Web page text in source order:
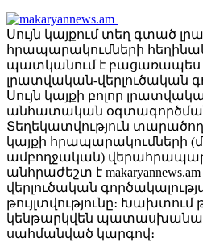
Սույն կայքում տեղ գտած
հրապարակումների
պատկանում է բացառապես
լրատվական-վերլուծական
Սույն կայքի բոլոր
անհատական
Տեղեկատվություն տարածող
կայքի հրապարակումների
ամբողջական)
անհրաժեշտ է
վերլուծական
թույլտվությունը։ Խախտում
կենթարկվեն
սահմանված կարգով։